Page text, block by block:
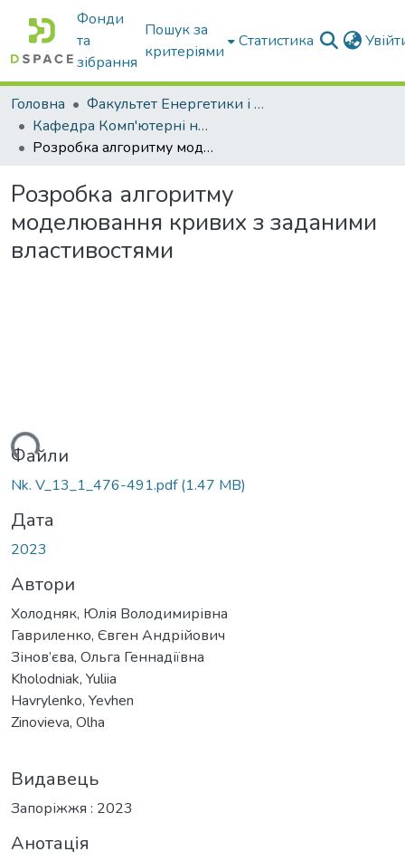
Фонди
та
зібрання
Пошук за
критеріями
Статистика
Головна
Факультет Енергетики і комп'ютерних технологій
Кафедра Комп'ютерні науки
Розробка алгоритму моделювання кривих з заданими властивостями
Розробка алгоритму
моделювання кривих з заданими
властивостями
Файли
Nk. V_13_1_476-491.pdf(1.47 MB)
Дата
2023
Автори
Холодняк, Юлія Володимирівна
Гавриленко, Євген Андрійович
Зінов’єва, Ольга Геннадіївна
Kholodniak, Yuliia
Havrylenko, Yevhen
Zinovieva, Olha
Видавець
Запоріжжя : 2023
Анотація